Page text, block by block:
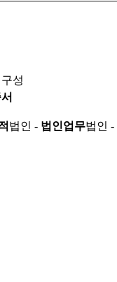
성
법인 - 법인업무법인 -